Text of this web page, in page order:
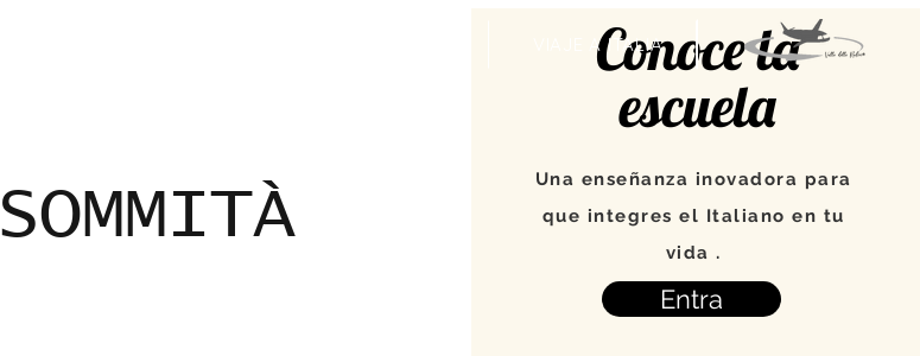
VIAJE A ITALIA
SOMMITÀ
Conoce la
escuela
Una enseñanza inovadora para
que integres el Italiano en tu
vida .
Entra